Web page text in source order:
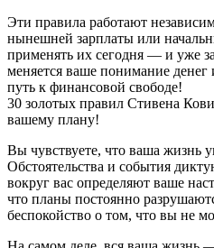
Эти правила работают
нынешней зарплаты или
применять их сегодня — и уже
меняется ваше понимание денег
путь к финансовой свободе!
30 золотых правил Стивена
вашему плану!
Вы чувствуете, что ваша жизнь
Обстоятельства и события
вокруг вас определяют ваше
что планы постоянно
беспокойство о том, что вы не